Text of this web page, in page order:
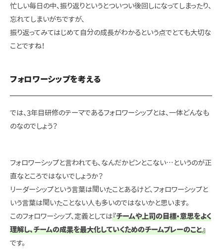
忙しい毎日の中、振り返りというとついつい後回しになってしまったり、
忘れてしまいがちですが、
振り返ってみてはじめて自分の成長がわかるという点で とても大切な
ことですね！
フォロワーシップを考える
では、3年目研修のテーマであるフォロワーシップとは、一体どんなも
のなのでしょう？
フォロワーシップと言われても、なんだかピンとこない…というのが正
直なところではないでしょうか？
リーダーシップという言葉は聞いたことあるけど、フォロワーシップと
いう言葉は聞いたことない人も多いのではないかと思います。
このフォロワーシップ、定義としては『チームや上司の目標・意思をよく
理解し、チームの成果を最大化していくためのチームプレーのこと』
です。